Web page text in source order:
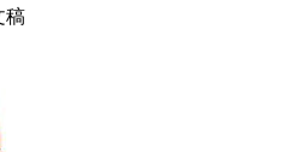
稿